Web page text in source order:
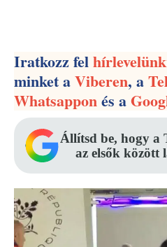
Iratkozz fel
minket aViberen, a
Whatsapponés a
Állítsd be, hogy a
az elsők között